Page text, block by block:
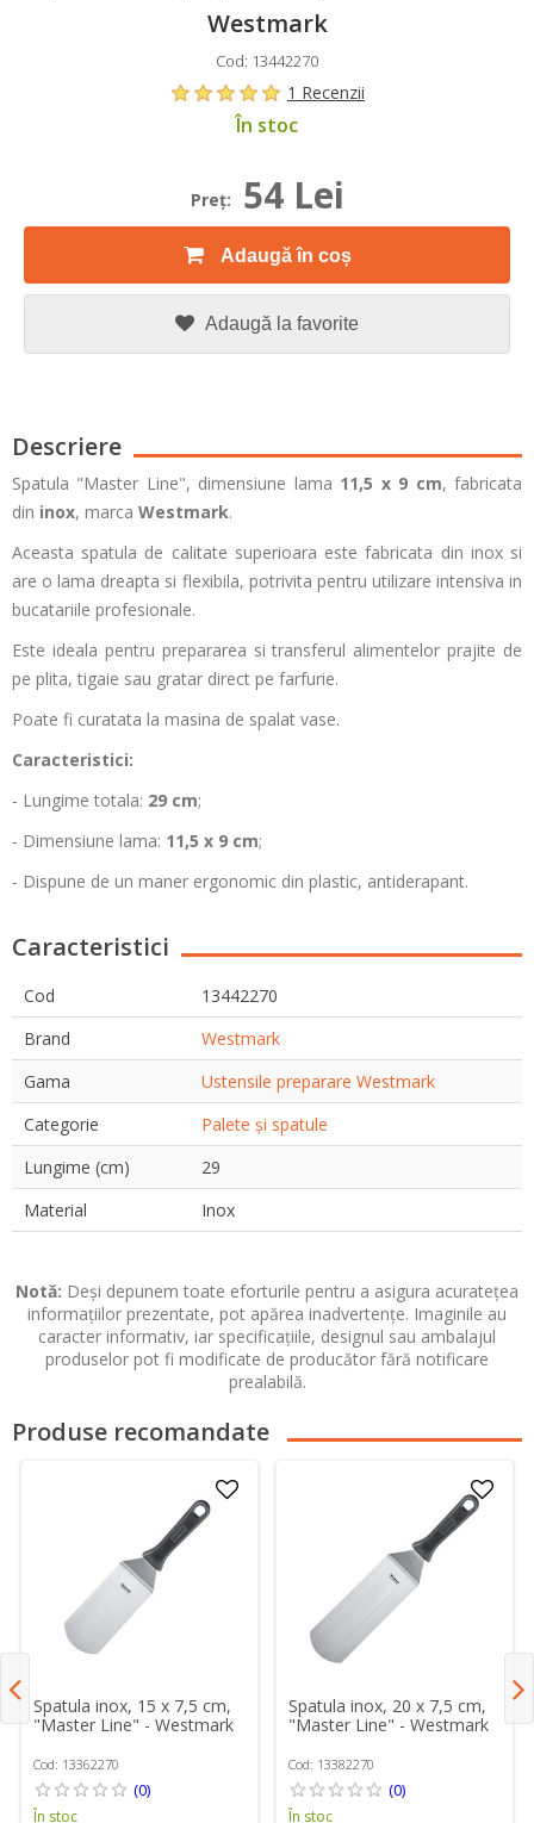
Westmark
Cod: 13442270
1 Recenzii
În stoc
Preţ: 54 Lei
Adaugă în coș
Adaugă la favorite
Descriere
Spatula "Master Line", dimensiune lama 11,5 x 9 cm, fabricata
din inox, marca Westmark.
Aceasta spatula de calitate superioara este fabricata din inox si
are o lama dreapta si flexibila, potrivita pentru utilizare intensiva in
bucatariile profesionale.
Este ideala pentru prepararea si transferul alimentelor prajite de
pe plita, tigaie sau gratar direct pe farfurie.
Poate fi curatata la masina de spalat vase.
Caracteristici:
- Lungime totala: 29 cm;
- Dimensiune lama: 11,5 x 9 cm;
- Dispune de un maner ergonomic din plastic, antiderapant.
Caracteristici
Cod
13442270
Brand
Westmark
Gama
Ustensile preparare Westmark
Categorie
Palete și spatule
Lungime (cm)
29
Material
Inox
Notă: Deși depunem toate eforturile pentru a asigura acuratețea
informațiilor prezentate, pot apărea inadvertențe. Imaginile au
caracter informativ, iar specificațiile, designul sau ambalajul
produselor pot fi modificate de producător fără notificare
prealabilă.
Produse recomandate
Spatula inox, 15 x 7,5 cm,
"Master Line" - Westmark
Cod: 13362270
(0)
În stoc
Spatula inox, 20 x 7,5 cm,
"Master Line" - Westmark
Cod: 13382270
(0)
În stoc